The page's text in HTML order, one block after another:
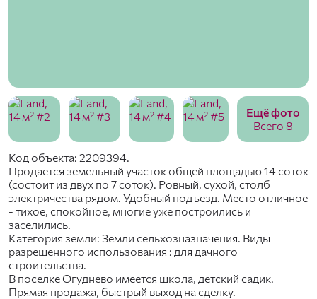
Ещё фото
Всего 8
Код объекта: 2209394.
Продается земельный участок общей площадью 14 соток
(состоит из двух по 7 соток). Ровный, сухой, столб
электричества рядом. Удобный подъезд. Место отличное
- тихое, спокойное, многие уже построились и
заселились.
Категория земли: Земли сельхозназначения. Виды
разрешенного использования : для дачного
строительства.
В поселке Огуднево имеется школа, детский садик.
Прямая продажа, быстрый выход на сделку.